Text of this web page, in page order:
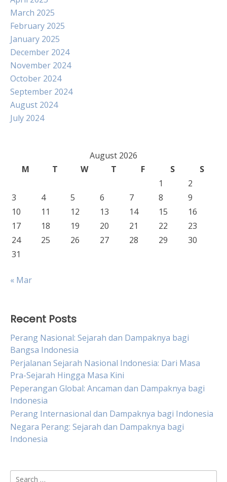
March 2025
February 2025
January 2025
December 2024
November 2024
October 2024
September 2024
August 2024
July 2024
August 2026
M
T W T F S
S
1
2
3
4 5 6 7 8
9
10
11 12 13 14 15
16
17
18 19 20 21 22
23
24
25 26 27 28 29
30
31
« Mar
Recent Posts
Perang Nasional: Sejarah dan Dampaknya bagi
Bangsa Indonesia
Perjalanan Sejarah Nasional Indonesia: Dari Masa
Pra-Sejarah Hingga Masa Kini
Peperangan Global: Ancaman dan Dampaknya bagi
Indonesia
Perang Internasional dan Dampaknya bagi Indonesia
Negara Perang: Sejarah dan Dampaknya bagi
Indonesia
Search